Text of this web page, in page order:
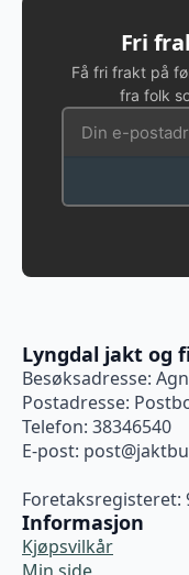
Fri
Få fri frakt på
fra folk
Lyngdal jakt og
Besøksadresse:
Postadresse:
Telefon: 38346540
E-post:
Foretaksregisteret:
Informasjon
Kjøpsvilkår